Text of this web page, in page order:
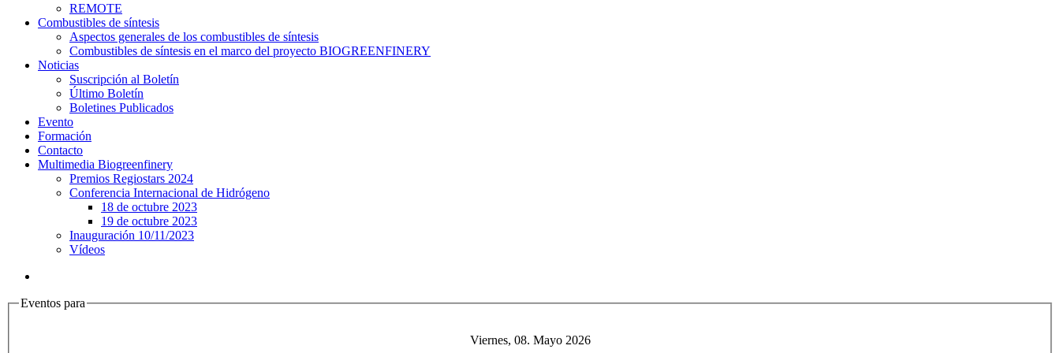
REMOTE
Combustibles de síntesis
Aspectos generales de los combustibles de síntesis
Combustibles de síntesis en el marco del proyecto BIOGREENFINERY
Noticias
Suscripción al Boletín
Último Boletín
Boletines Publicados
Evento
Formación
Contacto
Multimedia Biogreenfinery
Premios Regiostars 2024
Conferencia Internacional de Hidrógeno
18 de octubre 2023
19 de octubre 2023
Inauguración 10/11/2023
Vídeos
Eventos para
Viernes, 08. Mayo 2026